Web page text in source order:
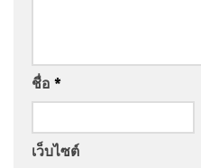
ชื่อ *
เว็บไซต์